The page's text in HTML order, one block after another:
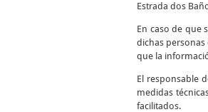
Estrada dos
En caso de que
dichas
que la
El responsable
medidas
facilitados.